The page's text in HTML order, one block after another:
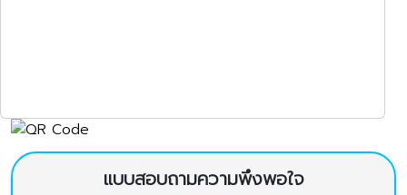
แบบสอบถามความพึงพอใจ